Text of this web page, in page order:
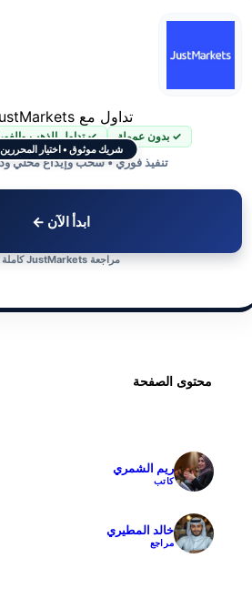
شريك موثوق • اختيار المحررين
تداول مع JustMarkets
✓ بدون عمولة ✓ تداول الذهب
تنفيذ فوري • سحب وإيداع محلي
ابدأ الآن ←
مراجعة JustMarkets كاملة
محتوى الصفحة
ريم الشمري
كاتب
خالد المطيري
مراجع